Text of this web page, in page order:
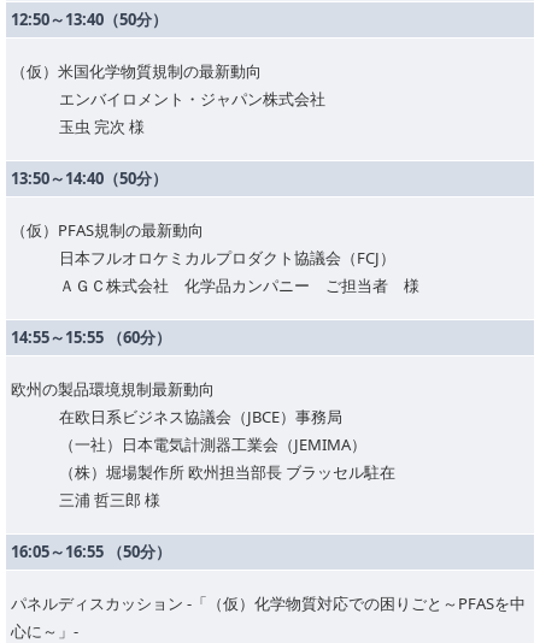
12:50～13:40（50分）
（仮）米国化学物質規制の最新動向
エンバイロメント・ジャパン株式会社
玉虫 完次 様
13:50～14:40（50分）
（仮）PFAS規制の最新動向
日本フルオロケミカルプロダクト協議会（FCJ）
ＡＧＣ株式会社 化学品カンパニー ご担当者 様
14:55～15:55 （60分）
欧州の製品環境規制最新動向
在欧日系ビジネス協議会（JBCE）事務局
（一社）日本電気計測器工業会（JEMIMA）
（株）堀場製作所 欧州担当部長 ブラッセル駐在
三浦 哲三郎 様
16:05～16:55 （50分）
パネルディスカッション -「（仮）化学物質対応での困りごと～PFASを中
心に～」-